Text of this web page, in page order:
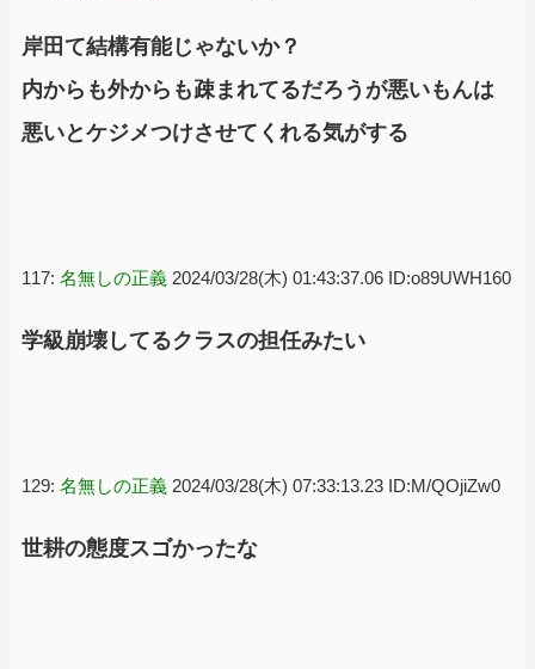
岸田て結構有能じゃないか？
内からも外からも疎まれてるだろうが悪いもんは
悪いとケジメつけさせてくれる気がする
117: 名無しの正義 2024/03/28(木) 01:43:37.06 ID:o89UWH160
学級崩壊してるクラスの担任みたい
129: 名無しの正義 2024/03/28(木) 07:33:13.23 ID:M/QOjiZw0
世耕の態度スゴかったな